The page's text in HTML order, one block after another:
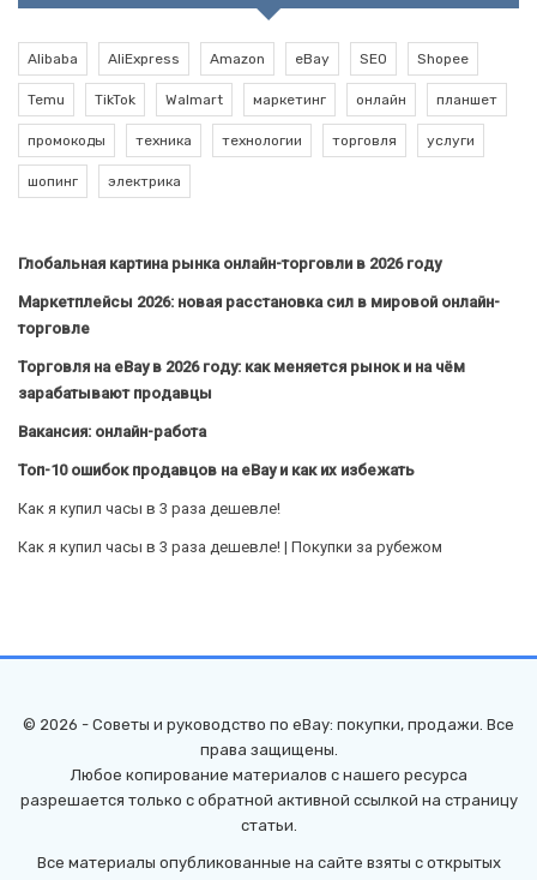
Alibaba AliExpress Amazon eBay SEO Shopee
Temu TikTok Walmart маркетинг онлайн планшет
промокоды техника технологии торговля услуги
шопинг электрика
Глобальная картина рынка онлайн-торговли в 2026 году
Маркетплейсы 2026: новая расстановка сил в мировой онлайн-
торговле
Торговля на eBay в 2026 году: как меняется рынок и на чём
зарабатывают продавцы
Вакансия: онлайн-работа
Топ-10 ошибок продавцов на eBay и как их избежать
Как я купил часы в 3 раза дешевле!
Как я купил часы в 3 раза дешевле! | Покупки за рубежом
© 2026 - Советы и руководство по eBay: покупки, продажи. Все
права защищены.
Любое копирование материалов с нашего ресурса
разрешается только с обратной активной ссылкой на страницу
статьи.
Все материалы опубликованные на сайте взяты с открытых